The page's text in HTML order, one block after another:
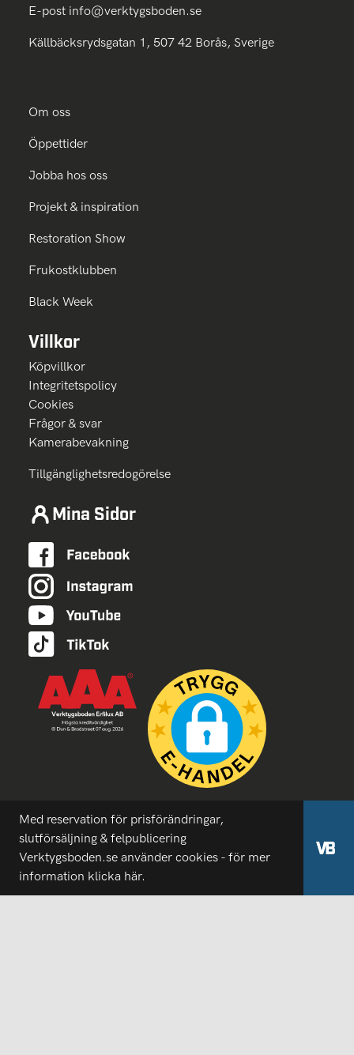
E-post info@verktygsboden.se
Källbäcksrydsgatan 1, 507 42 Borås, Sverige
Om oss
Öppettider
Jobba hos oss
Projekt & inspiration
Restoration Show
Frukostklubben
Black Week
Villkor
Köpvillkor
Integritetspolicy
Cookies
Frågor & svar
Kamerabevakning
Tillgänglighetsredogörelse
Mina Sidor
Med reservation för prisförändringar,
slutförsäljning & felpublicering
Verktygsboden.se använder cookies - för mer
information klicka här.